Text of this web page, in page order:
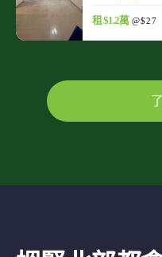
租 $1.2萬 @$27